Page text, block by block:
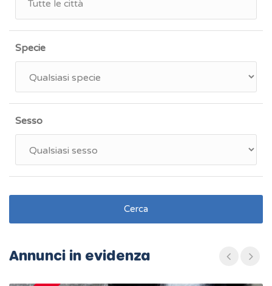
Specie
Sesso
Cerca
Annunci in evidenza